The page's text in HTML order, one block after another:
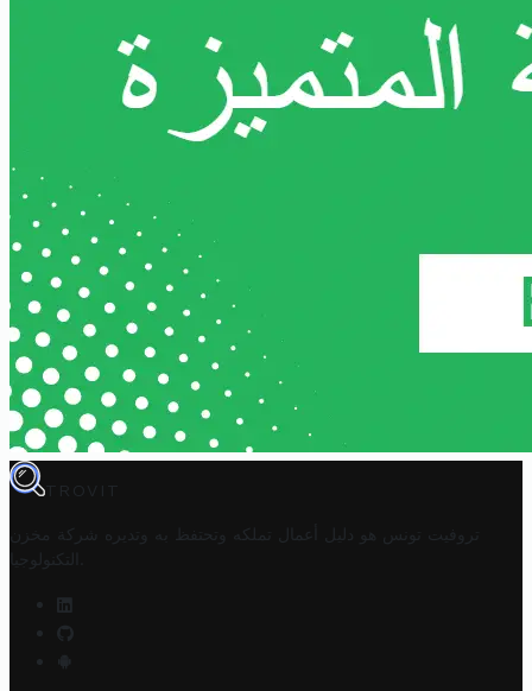
TROVIT
تروفيت تونس هو دليل أعمال تملكه وتحتفظ به وتديره
شركة مخزن
التكنولوجيا